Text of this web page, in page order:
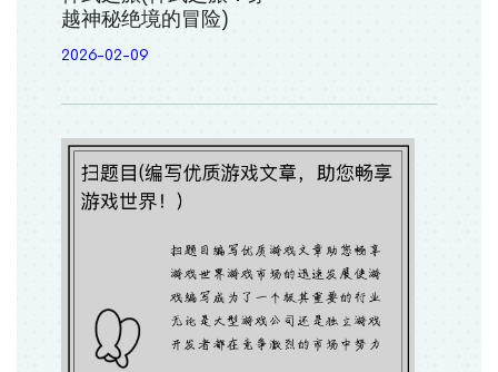
越神秘绝境的冒险)
2026-02-09